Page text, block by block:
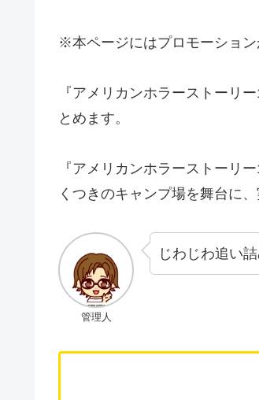
※本ページにはプロモーショ
『アメリカンホラーストーリ
とめます。
『アメリカンホラーストーリ
くつきのキャンプ場を舞台に
管理人
じわじわ追い